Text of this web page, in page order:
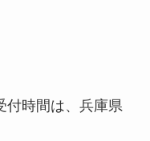
付時間は、兵庫県